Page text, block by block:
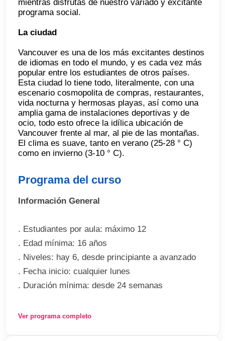
mientras disfrutas de nuestro variado y excitante
programa social.
La ciudad
Vancouver es una de los más excitantes destinos
de idiomas en todo el mundo, y es cada vez más
popular entre los estudiantes de otros países.
Esta ciudad lo tiene todo, literalmente, con una
escenario cosmopolita de compras, restaurantes,
vida nocturna y hermosas playas, así como una
amplia gama de instalaciones deportivas y de
ocio, todo esto ofrece la idílica ubicación de
Vancouver frente al mar, al pie de las montañas.
El clima es suave, tanto en verano (25-28 ° C)
como en invierno (3-10 ° C).
Programa del curso
Información General
. Estudiantes por aula: máximo 12
. Edad mínima: 16 años
. Niveles: hay 6, desde principiante a avanzado
. Fecha inicio: cualquier lunes
. Duración mínima: desde 24 semanas
El programa incluye
Ver programa completo